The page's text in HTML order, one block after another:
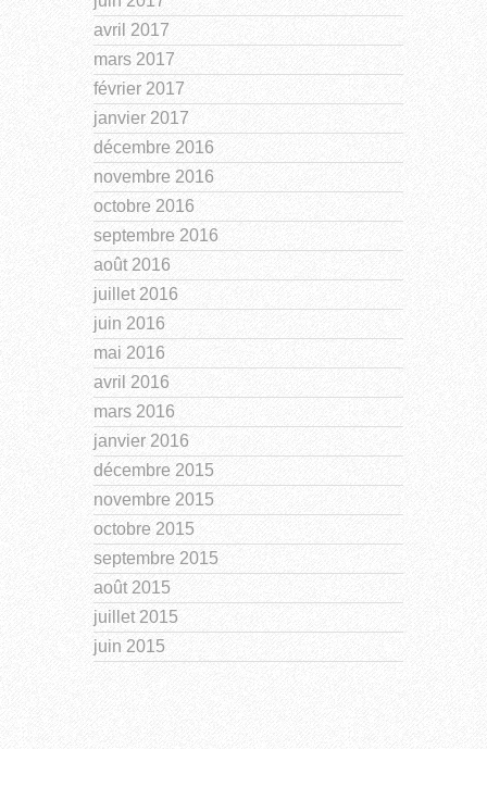
avril 2017
mars 2017
février 2017
janvier 2017
décembre 2016
novembre 2016
octobre 2016
septembre 2016
août 2016
juillet 2016
juin 2016
mai 2016
avril 2016
mars 2016
janvier 2016
décembre 2015
novembre 2015
octobre 2015
septembre 2015
août 2015
juillet 2015
juin 2015